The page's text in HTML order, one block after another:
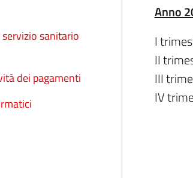
sanitario
dei pagamenti
Anno
I
II
III
IV